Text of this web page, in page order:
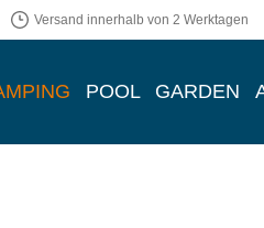
Versand innerhalb von 2 Werktagen
POOL GARDEN